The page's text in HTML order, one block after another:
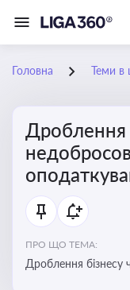
Головна Теми в
Дроблення
ПРО ЩО ТЕМА:
Дроблення бізнесу